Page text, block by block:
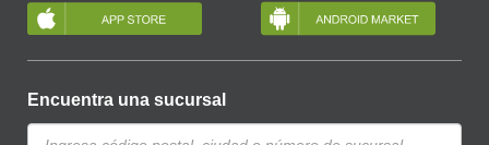
Encuentra una sucursal